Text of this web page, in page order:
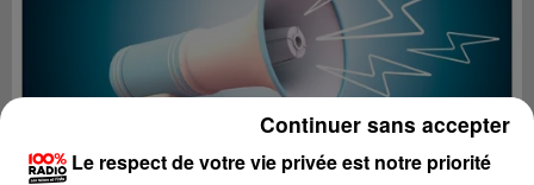
Le respect de votre vie privée est notre priorité
Continuer sans accepter